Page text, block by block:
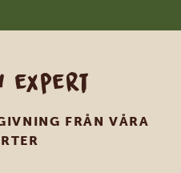
expert
FRÅN VÅRA